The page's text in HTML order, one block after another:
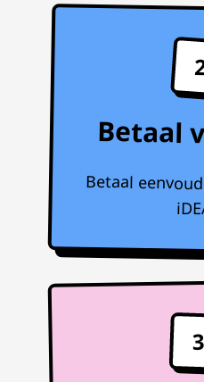
Betaal
Betaal
3